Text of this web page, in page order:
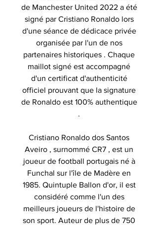
de Manchester United 2022 a été
signé par Cristiano Ronaldo lors
d'une séance de dédicace privée
organisée par l'un de nos
partenaires historiques . Chaque
maillot signé est accompagné
d'un certificat d'authenticité
officiel prouvant que la signature
de Ronaldo est 100% authentique
.
Cristiano Ronaldo dos Santos
Aveiro , surnommé CR7 , est un
joueur de football portugais né à
Funchal sur l'île de Madère en
1985. Quintuple Ballon d'or, il est
considéré comme l'un des
meilleurs joueurs de l'histoire de
son sport. Auteur de plus de 750